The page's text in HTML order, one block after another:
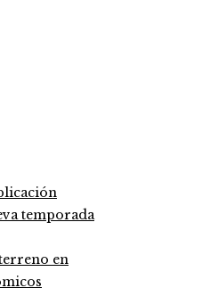
temporada